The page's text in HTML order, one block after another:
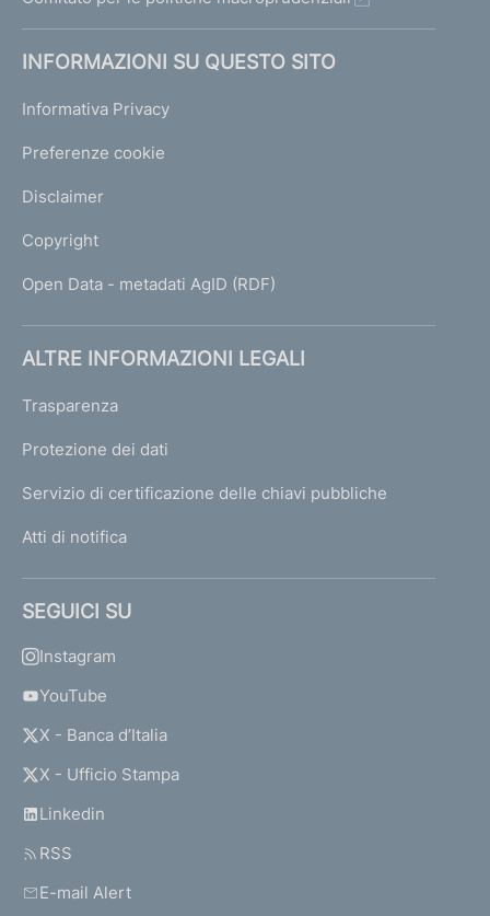
INFORMAZIONI SU QUESTO SITO
Informativa Privacy
Preferenze cookie
Disclaimer
Copyright
Open Data - metadati AgID (RDF)
ALTRE INFORMAZIONI LEGALI
Trasparenza
Protezione dei dati
Servizio di certificazione delle chiavi pubbliche
Atti di notifica
SEGUICI SU
Instagram
YouTube
X - Banca d’Italia
X - Ufficio Stampa
Linkedin
RSS
E-mail Alert